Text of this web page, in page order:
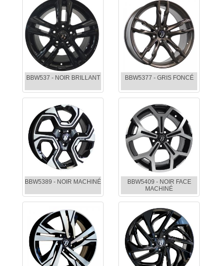
BBW537 - NOIR BRILLANT BBW5377 - GRIS FONCÉ
BBW5389 - NOIR MACHINÉ
BBW5409 - NOIR FACE
MACHINÉ